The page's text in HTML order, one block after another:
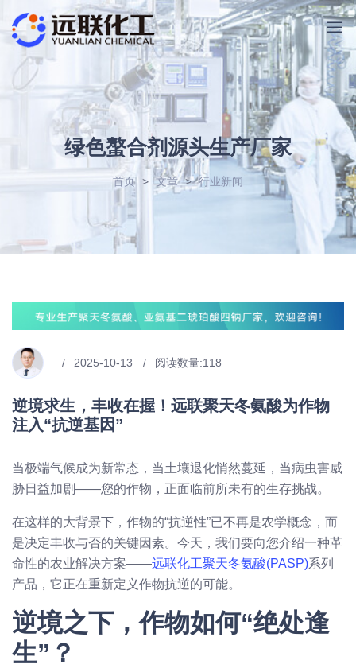
绿色螯合剂源头生产厂家
首页 > 文章 > 行业新闻
2025-10-13 阅读数量:118
逆境求生，丰收在握！远联聚天冬氨酸为作物
注入“抗逆基因”
当极端气候成为新常态，当土壤退化悄然蔓延，当病虫害威
胁日益加剧——您的作物，正面临前所未有的生存挑战。
在这样的大背景下，作物的“抗逆性”已不再是农学概念，而
是决定丰收与否的关键因素。今天，我们要向您介绍一种革
命性的农业解决方案——远联化工聚天冬氨酸(PASP)系列
产品，它正在重新定义作物抗逆的可能。
逆境之下，作物如何“绝处逢
生”？